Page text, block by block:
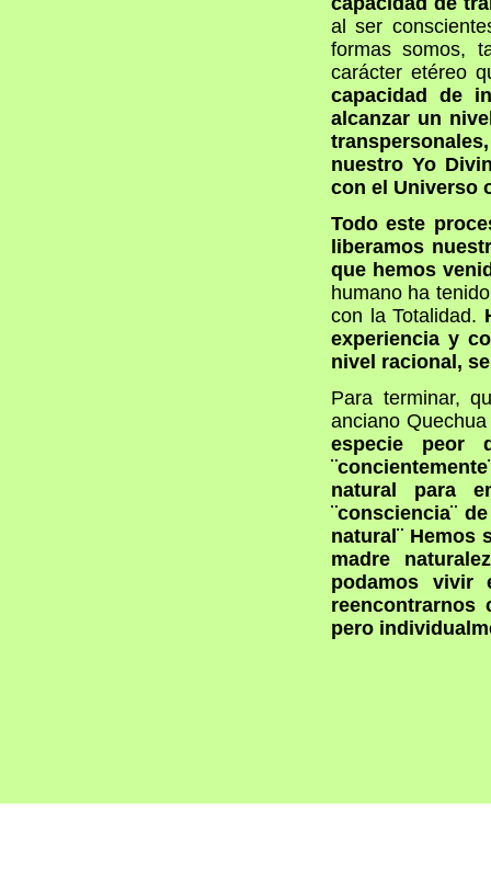
al ser
formas somos,
carácter etéreo
capacidad de
alcanzar un
nuestro Yo
con el Universo
Todo este
liberamos
que hemos
humano ha
con la Totalidad.
experiencia y
nivel racional,
Para terminar,
anciano
especie peor
natural para
¨consciencia¨
natural¨ Hemos
madre
podamos vivir
pero